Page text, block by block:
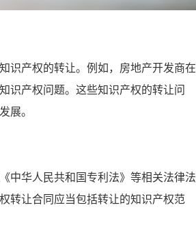
产权的转让。例如，房地产开发商在
识产权问题。这些知识产权的转让问
展。
华人民共和国专利法》等相关法律法
转让合同应当包括转让的知识产权范